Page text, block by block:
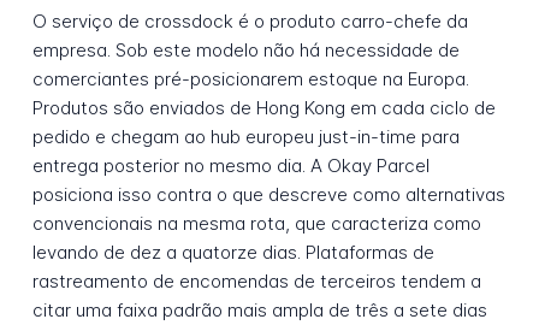
O serviço de crossdock é o produto carro-chefe da
empresa. Sob este modelo não há necessidade de
comerciantes pré-posicionarem estoque na Europa.
Produtos são enviados de Hong Kong em cada ciclo de
pedido e chegam ao hub europeu just-in-time para
entrega posterior no mesmo dia. A Okay Parcel
posiciona isso contra o que descreve como alternativas
convencionais na mesma rota, que caracteriza como
levando de dez a quatorze dias. Plataformas de
rastreamento de encomendas de terceiros tendem a
citar uma faixa padrão mais ampla de três a sete dias